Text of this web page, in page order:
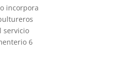
incorpora
servicio
6